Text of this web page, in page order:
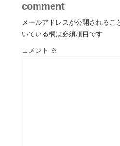
comment
メールアドレスが公開されるこ
いている欄は必須項目です
コメント ※